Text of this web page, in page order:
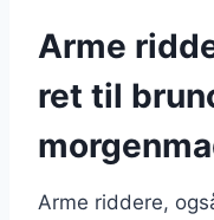
Arme
ret til
Arme riddere,